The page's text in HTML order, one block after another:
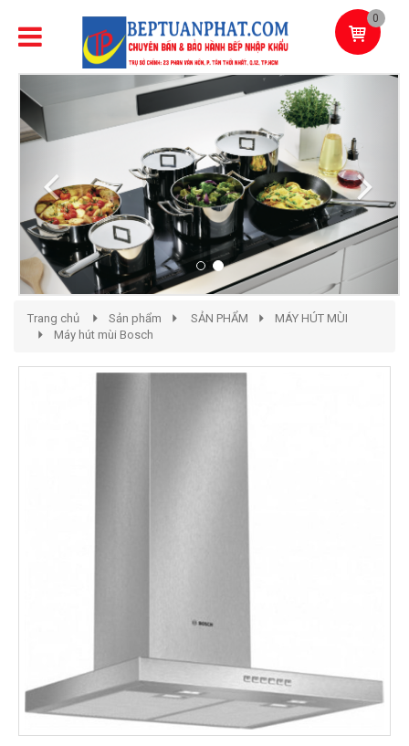
0
Previous
Trang chủ Sản phẩm SẢN PHẨM
MÁY HÚT MÙI
Máy hút mùi Bosch